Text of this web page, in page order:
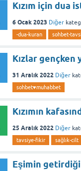
Kızım için dua
6 Ocak 2023 Diğer
-dua-kuran sohbet-
Kızlar gençken
31 Aralık 2022 Diğer
sohbet♥️muhabbet
Kızımın
25 Aralık 2022 Diğer
tavsiye-fikir sağlık-cilt
Eşimin